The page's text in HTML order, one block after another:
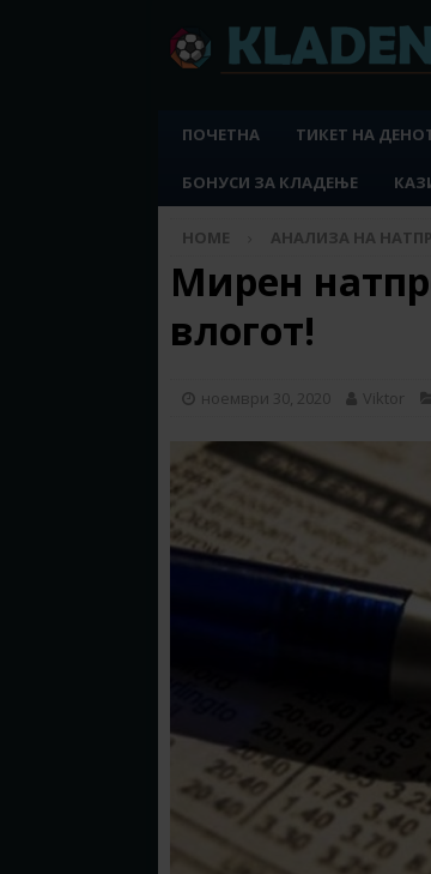
ПОЧЕТНА ТИКЕТ НА
БОНУСИ ЗА КЛАДЕЊЕ
HOME АНАЛИЗА НА
Мирен
влогот!
ноември 30, 2020 Viktor